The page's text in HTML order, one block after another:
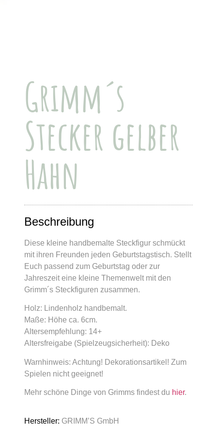
Grimm´s
Stecker gelber
Hahn
Beschreibung
Diese kleine handbemalte Steckfigur schmückt
mit ihren Freunden jeden Geburtstagstisch. Stellt
Euch passend zum Geburtstag oder zur
Jahreszeit eine kleine Themenwelt mit den
Grimm´s Steckfiguren zusammen.
Holz: Lindenholz handbemalt.
Maße: Höhe ca. 6cm.
Altersempfehlung: 14+
Altersfreigabe (Spielzeugsicherheit): Deko
Warnhinweis: Achtung! Dekorationsartikel! Zum
Spielen nicht geeignet!
Mehr schöne Dinge von Grimms findest du hier.
Hersteller: GRIMM’S GmbH